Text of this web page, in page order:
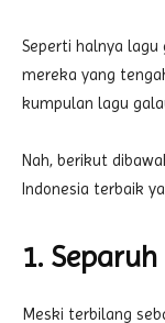
Seperti halnya lagu
mereka yang
kumpulan lagu
Nah, berikut
Indonesia terbaik
1.
Meski terbilang